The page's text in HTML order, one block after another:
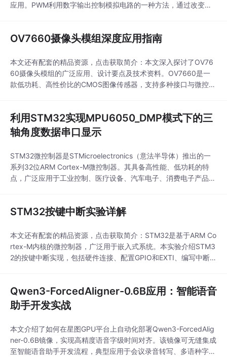
应用。PWM利用数字输出控制模拟电路的一种方法，通过改变脉
控制系统中发挥着不可或缺的作用。本章将对PWM技术的基本概
OV7660摄像头模组深度应用指南
本文还有配套的精品资源，点击获取简介：本文深入探讨了OV76
60摄像头模组的广泛应用、设计要点及技术资料。OV7660是一
款低功耗、高性价比的CMOS图像传感器，支持多种接口与微控制
图。这些资料将帮助开发者深入理解OV7660工作原理，实现...
利用STM32实现MPU6050_DMP模式下的三
轴角度数据串口显示
STM32微控制器是STMicroelectronics（意法半导体）推出的一
系列32位ARM Cortex-M微控制器。其具备高性能、低功耗的特
点，广泛应用于工业控制、医疗设备、汽车电子、消费电子产品等
器通信，广泛应用于需要检测和解析运动数据的场景。MPU6050
STM32按键中断实验详解
本文还有配套的精品资源，点击获取简介：STM32是基于ARM Co
rtex-M内核的微控制器，广泛用于嵌入式系统。本实验介绍STM3
2的按键中断实现，包括硬件连接、配置GPIO和EXTI、编写中断服
RM Cortex-M内核STM...
Qwen3-ForcedAligner-0.6B应用：智能语音
助手开发实战
本文介绍了如何在星图GPU平台上自动化部署Qwen3-ForcedAlig
ner-0.6B镜像，实现高精度语音字级时间对齐。该镜像可无缝集成
至智能语音助手开发流程，典型应用于会议录音转写、多语种字幕